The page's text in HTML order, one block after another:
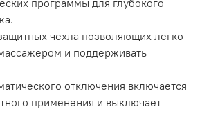
программы для глубокого
чехла позволяющих легко
и поддерживать
отключения включается
применения и выключает